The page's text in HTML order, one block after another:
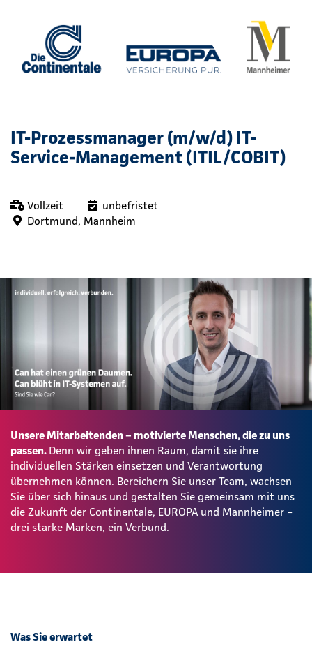
IT-Prozessmanager (m/w/d) IT-
Service-Management (ITIL/COBIT)
Vollzeit
unbefristet
Dortmund, Mannheim
Unsere Mitarbeitenden – motivierte Menschen, die zu uns
passen. Denn wir geben ihnen Raum, damit sie ihre
individuellen Stärken einsetzen und Verantwortung
übernehmen können. Bereichern Sie unser Team, wachsen
Sie über sich hinaus und gestalten Sie gemeinsam mit uns
die Zukunft der Continentale, EUROPA und Mannheimer –
drei starke Marken, ein Verbund.
Was Sie erwartet